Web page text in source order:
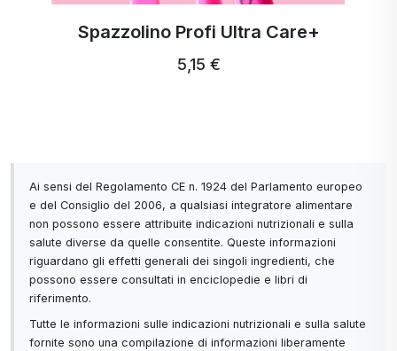
Spazzolino Profi Ultra Care+
5,15 €
Ai sensi del Regolamento CE n. 1924 del Parlamento europeo
e del Consiglio del 2006, a qualsiasi integratore alimentare
non possono essere attribuite indicazioni nutrizionali e sulla
salute diverse da quelle consentite. Queste informazioni
riguardano gli effetti generali dei singoli ingredienti, che
possono essere consultati in enciclopedie e libri di
riferimento.
Tutte le informazioni sulle indicazioni nutrizionali e sulla salute
fornite sono una compilazione di informazioni liberamente